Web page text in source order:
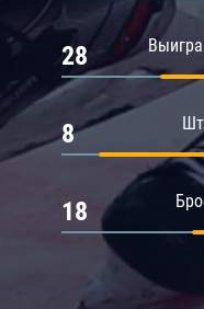
28
8
18